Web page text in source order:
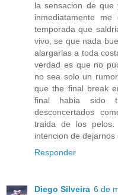
la sensacion de
inmediatamente
temporada que
vivo, se que nada
alargarlas a toda
verdad es que no
no sea solo un
que the final break
final habia sido
desconcertados
traida de los
intencion de
Responder
Diego Silveira 6 de